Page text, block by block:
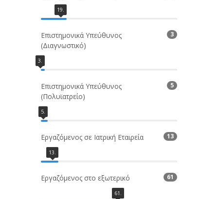
19.
3
Επιστημονικά Υπεύθυνος
(Διαγνωστικό)
3.
5
Επιστημονικά Υπεύθυνος
(Πολυϊατρείο)
5.
13
Εργαζόμενος σε Ιατρική Εταιρεία
13.
61
Εργαζόμενος στο εξωτερικό
61 .